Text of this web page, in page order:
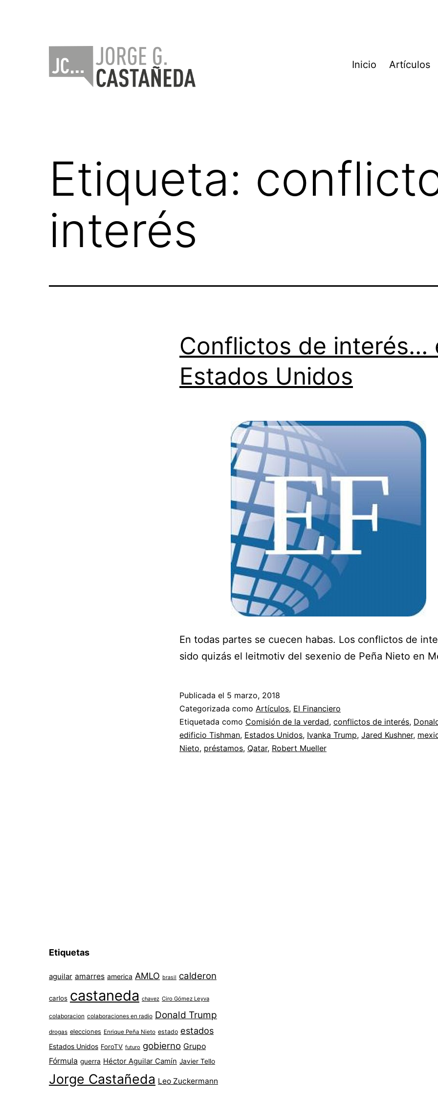
Inicio Artículos
Etiqueta:
interés
Conflictos de interés…
Estados Unidos
En todas partes se cuecen habas. Los conflictos de
sido quizás el leitmotiv del sexenio de Peña Nieto en
Publicada el 5 marzo, 2018
Categorizada como Artículos, El Financiero
Etiquetada como Comisión de la verdad, conflictos de interés,
edificio Tishman, Estados Unidos, Ivanka Trump, Jared Kushner,
Nieto, préstamos, Qatar, Robert Mueller
Etiquetas
aguilar amarres america AMLO brasil calderon
carlos castaneda chavez Ciro Gómez Leyva
colaboracion colaboraciones en radio Donald Trump
drogas elecciones Enrique Peña Nieto estado estados
Estados Unidos ForoTV futuro gobierno Grupo
Fórmula guerra Héctor Aguilar Camín Javier Tello
Jorge Castañeda Leo Zuckermann